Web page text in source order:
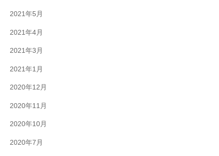
2021年5月
2021年4月
2021年3月
2021年1月
2020年12月
2020年11月
2020年10月
2020年7月